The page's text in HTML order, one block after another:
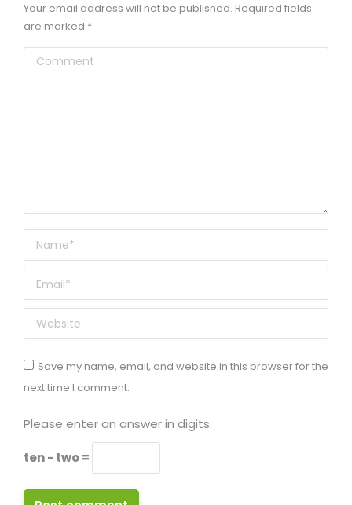
Your email address will not be published. Required fields
are marked *
Comment
Name *
Email *
Website
Save my name, email, and website in this browser for the
next time I comment.
Please enter an answer in digits:
ten − two =